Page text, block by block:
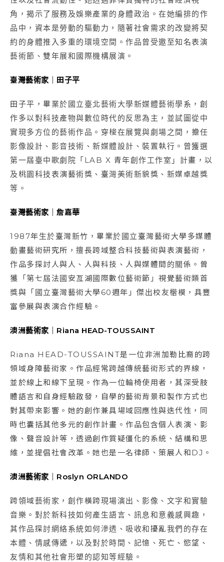
角，揭示了服務及娛樂產業的身體政治。在她編排的作
品中，資本是勞動的驅動力，隨著社會需求的改變將契
約的身體推入多重的環境空間。作品曾受邀至知名表演
藝術節、雙年展和國際機構展演。
臺灣藝術家｜田子平
田子平，畢業於國立臺北藝術大學新媒體藝術學系，創
作多以對科技產物與數位時代的反思為主，並試圖從中
實現多方位的藝術作品。穿梭在展覽與劇場之間，擔任
影像設計、影音技術、新媒體設計、裝置執行。曾獲選
第一屆臺中歌劇院「LAB X 青年創作工作室」計畫，以
及桃園科技表演藝術獎、臺灣美術新貌獎、新媒卓越獎
等。
臺灣藝術家｜詹嘉華
1987年生於臺灣新竹，畢業於國立臺灣藝術大學多媒體
動畫藝術研究所，擅長跨域整合科技藝術與表演藝術，
作品多探討人與人、人與科技、人與媒體間的關係。曾
獲「第七屆法國安亙湖國際數位藝術節」視覺藝術類首
獎與「國立臺灣藝術大學60週年」傑出校友楷模，具豐
富參展與表演合作經驗。
澳洲藝術家｜Riana HEAD-TOUSSAINT
Riana HEAD-TOUSSAINT是一位非洲加勒比裔的跨
領域身障藝術家。作品經常跨越傳統藝術形式的界線，
並於線上和線下呈現。作為一位輪椅使用者，其深受肢
體語言和自身經驗啟發，自學的藝術背景和製作方式也
對其帶來影響。她的創作兼具場域回應性與迭代性，同
時也囊括其他多元的創作計畫。作品包含個人表演、影
像、聲音設計等，透過創作質疑僵化的系統、結構和思
維，並提倡社會改革。她也是一名律師、策展人和DJ。
澳洲藝術家｜Roslyn ORLANDO
跨領域藝術家，創作橫跨現場演出、影像、文字和實驗
音樂。對於新科技如何產生語言、訊息和意義感興趣，
其作品探討網絡系統如何滲透、吸收和擾亂我們的存在
本體、情感傳遞，以及對於時間、記憶、死亡、慾望、
友情和其他社會形塑的認知等經驗。